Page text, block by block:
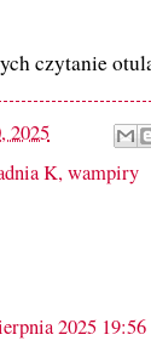
czytanie
2025
K,wampiry
2025 19:56